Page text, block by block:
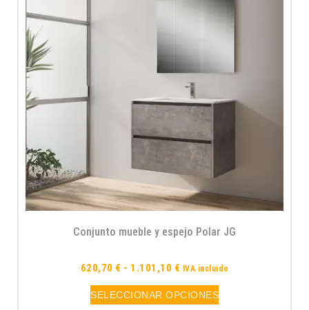
Conjunto mueble y espejo Polar JG
620,70 € - 1.101,10 € IVA incluido
SELECCIONAR OPCIONES